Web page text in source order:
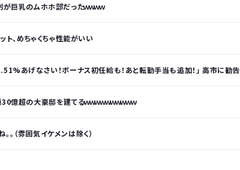
が巨乳のムホホ部だったｗｗｗｗ
、めちゃくちゃ性能がいい
あげなさい！ボーナス初任給も！あと転勤手当も追加！」 高市に勧告
億超の大豪邸を建てるｗｗｗｗｗｗｗｗｗｗ
。（雰囲気イケメンは除く）